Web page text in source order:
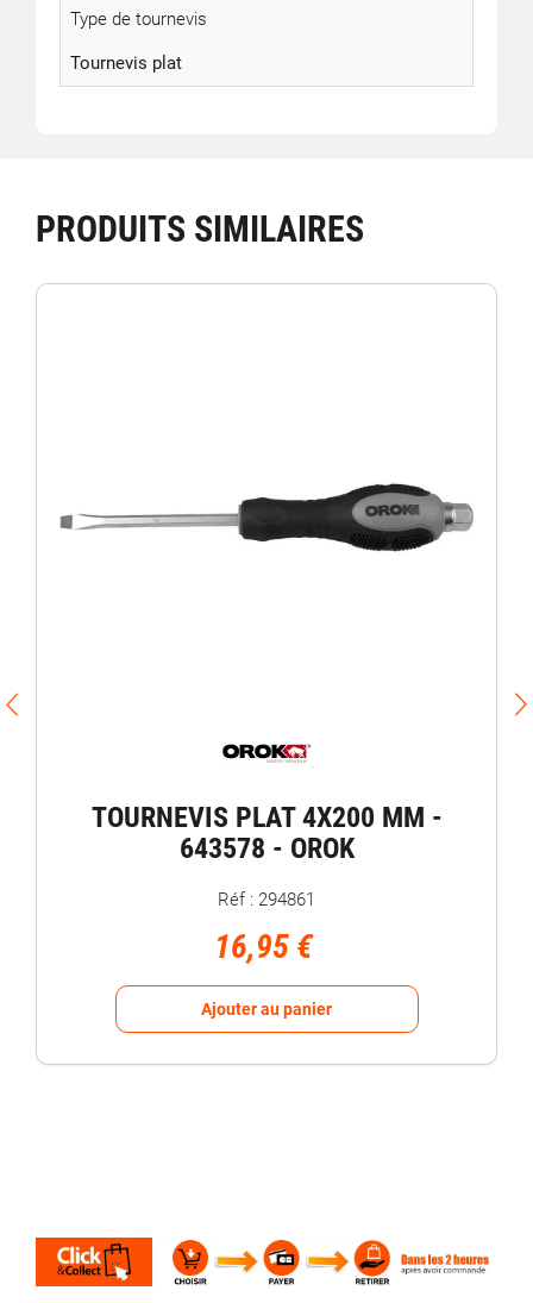
Type de tournevis
Tournevis plat
PRODUITS SIMILAIRES
TOURNEVIS PLAT 4X200 MM -
643578 - OROK
Réf : 294861
16,95 €
Ajouter au panier